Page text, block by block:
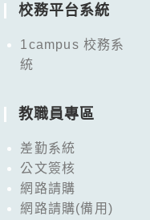
校務平台系統
1campus 校務系
統
教職員專區
差勤系統
公文簽核
網路請購
網路請購(備用)